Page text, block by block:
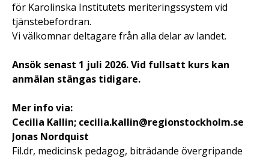
för Karolinska Institutets meriteringssystem vid
tjänstebefordran.
Vi välkomnar deltagare från alla delar av landet.
Ansök senast 1 juli 2026. Vid fullsatt kurs kan
anmälan stängas tidigare.
Mer info via:
Cecilia Kallin; cecilia.kallin@regionstockholm.se
Jonas Nordquist
Fil.dr, medicinsk pedagog, biträdande övergripande